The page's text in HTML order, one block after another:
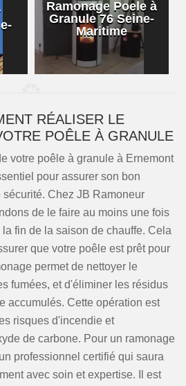
Ramonage Poele à
Granule 76 Seine-
Maritime
RÉALISER LE
POÊLE À GRANULE
votre poêle à granule à Ernemont
pour assurer son bon
Chez JB Ramoneur
de le faire au moins une fois
fin de la saison de chauffe. Cela
que votre poêle est prêt pour
permet de nettoyer le
fumées, et d'éliminer les résidus
accumulés. Cette opération est
risques d'incendie et
de carbone. Pour un ramonage
professionnel certifié qui saura
avec soin et expertise. Il est